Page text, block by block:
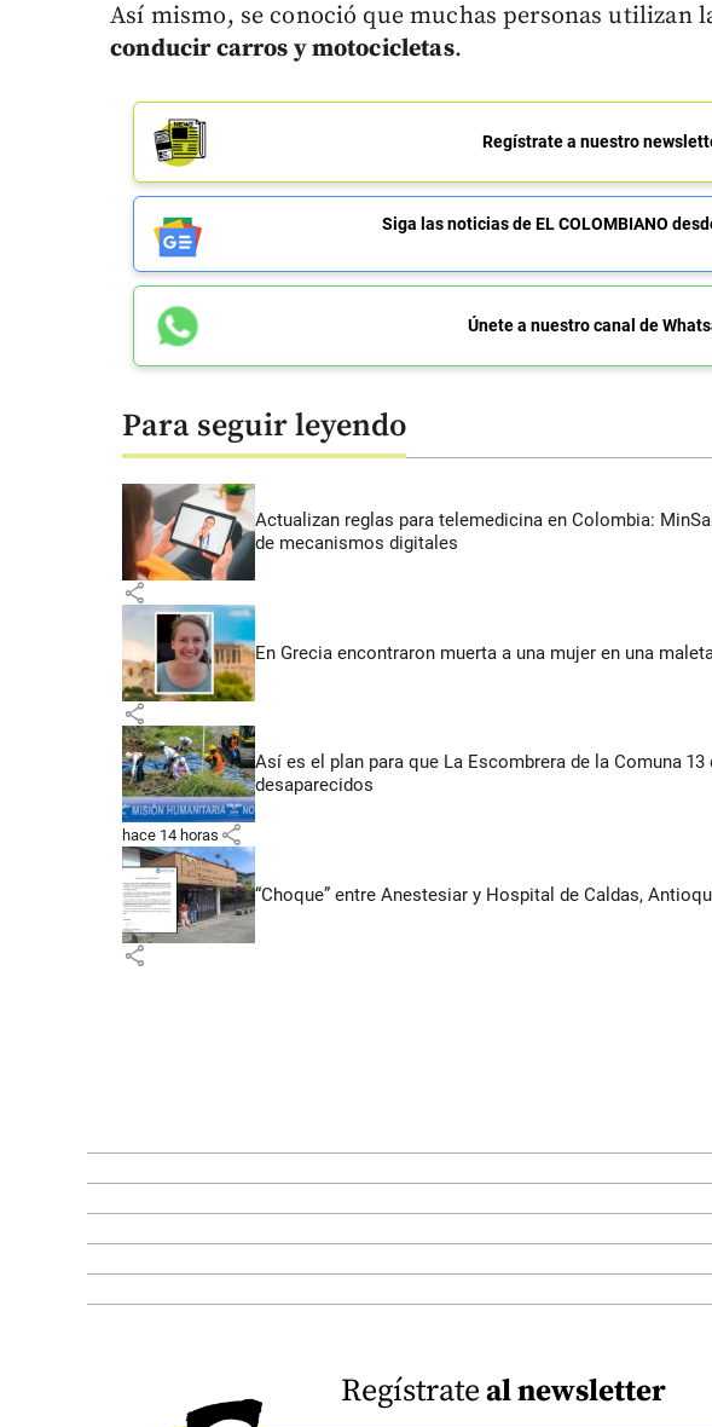
Así mismo, se conoció que muchas personas utilizan
conducir carros y motocicletas.
Regístrate a nuestro
Siga las noticias de EL COLOMBIANO
Únete a nuestro canal de
Para seguir leyendo
Actualizan reglas para telemedicina en Colombia:
de mecanismos digitales
share
En Grecia encontraron muerta a una mujer en una
share
Así es el plan para que La Escombrera de la Comuna
desaparecidos
hace 14 horas share
“Choque” entre Anestesiar y Hospital de Caldas,
share
Regístrateal newsletter